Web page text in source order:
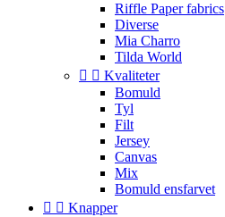
Riffle Paper fabrics
Diverse
Mia Charro
Tilda World
  Kvaliteter
Bomuld
Tyl
Filt
Jersey
Canvas
Mix
Bomuld ensfarvet
  Knapper